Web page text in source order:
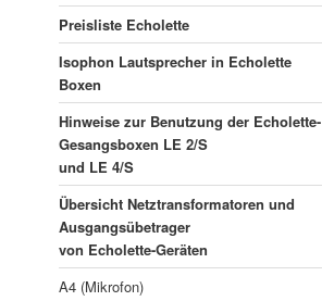
Preisliste Echolette
Isophon Lautsprecher in Echolette
Boxen
Hinweise zur Benutzung der Echolette-
Gesangsboxen LE 2/S
und LE 4/S
Übersicht Netztransformatoren und
Ausgangsübetrager
von Echolette-Geräten
A4 (Mikrofon)